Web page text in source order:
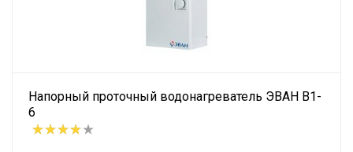
Напорный проточный водонагреватель ЭВАН В1-
6